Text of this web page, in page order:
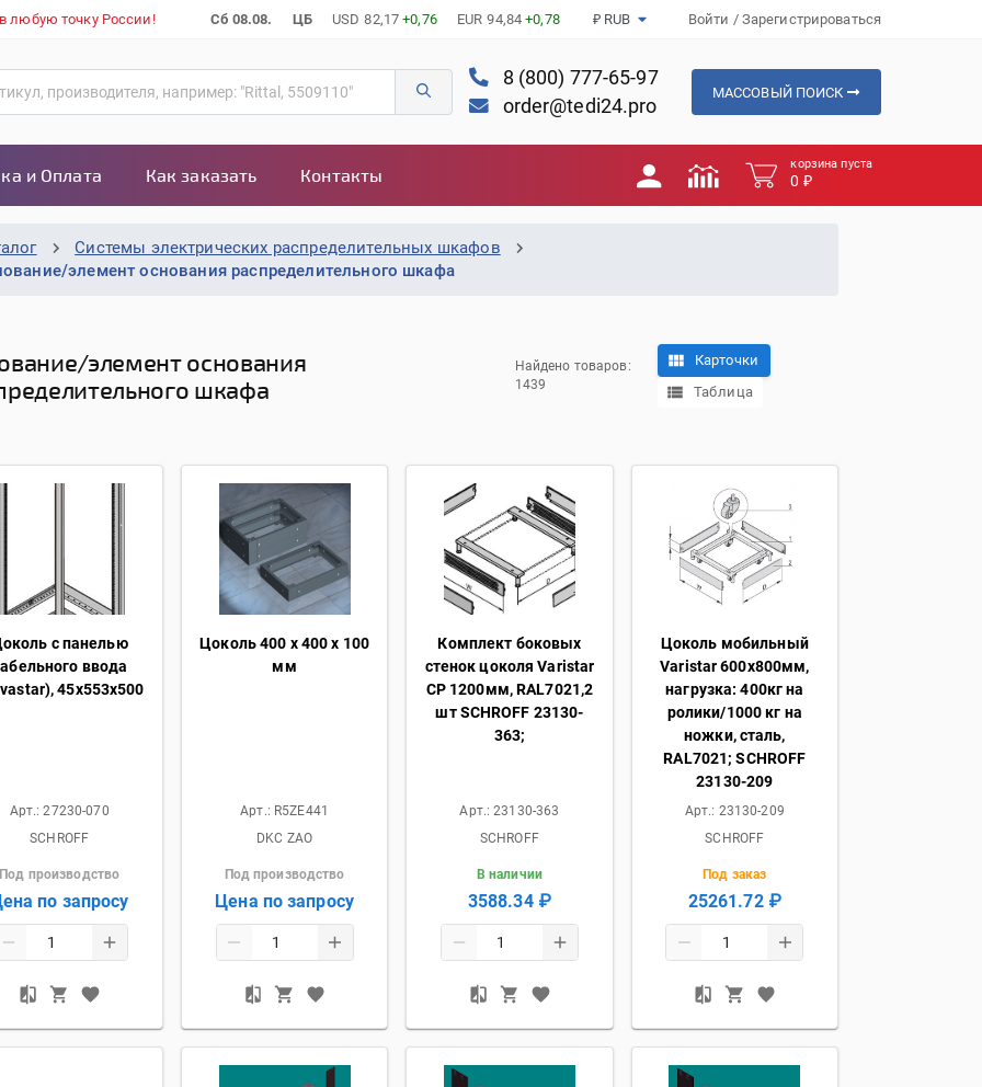
любую точку России! Сб 08.08. ЦБ USD 82,17 +0,76 EUR 94,84 +0,78 ₽ RUB Войти / Зарегистрироваться
8 (800) 777-65-97
order@tedi24.pro
МАССОВЫЙ ПОИСК
и Оплата Как заказать Контакты
корзина пуста
0 ₽
Системы электрических распределительных шкафов
элемент основания распределительного шкафа
элемент основания
шкафа
Найдено товаров:
1439
Карточки
Таблица
с панелью
ввода
45x553x500
Арт.:27230-070
SCHROFF
Под производство
по запросу
Цоколь 400 x 400 x 100
мм
Арт.: R5ZE441
DKC ZAO
Под производство
Цена по запросу
Комплект боковых
стенок цоколя Varistar
CP 1200мм, RAL7021,2
шт SCHROFF 23130-
363;
Арт.:23130-363
SCHROFF
В наличии
3588.34 ₽
Цоколь мобильный
Varistar 600х800мм,
нагрузка: 400кг на
ролики/1000 кг на
ножки, сталь,
RAL7021; SCHROFF
23130-209
Арт.: 23130-209
SCHROFF
Под заказ
25261.72 ₽